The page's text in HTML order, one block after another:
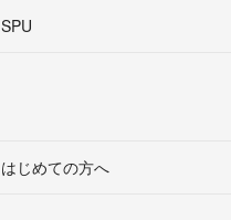
SPU
はじめての方へ